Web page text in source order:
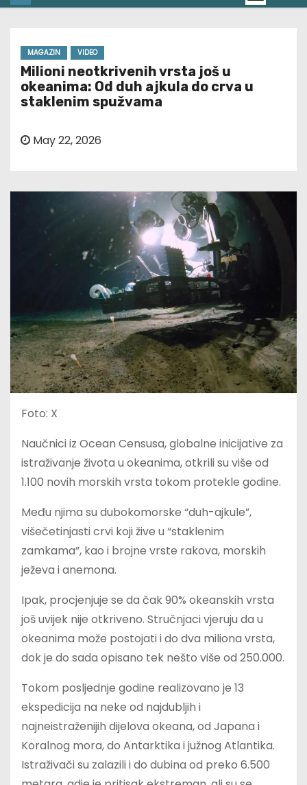
MAGAZIN VIDEO
Milioni neotkrivenih vrsta još u
okeanima: Od duh ajkula do crva u
staklenim spužvama
May 22, 2026
Foto: X
Naučnici iz Ocean Censusa, globalne inicijative za
istraživanje života u okeanima, otkrili su više od
1.100 novih morskih vrsta tokom protekle godine.
Među njima su dubokomorske “duh-ajkule”,
višečetinjasti crvi koji žive u “staklenim
zamkama”, kao i brojne vrste rakova, morskih
ježeva i anemona.
Ipak, procjenjuje se da čak 90% okeanskih vrsta
još uvijek nije otkriveno. Stručnjaci vjeruju da u
okeanima može postojati i do dva miliona vrsta,
dok je do sada opisano tek nešto više od 250.000.
Tokom posljednje godine realizovano je 13
ekspedicija na neke od najdubljih i
najneistraženijih dijelova okeana, od Japana i
Koralnog mora, do Antarktika i južnog Atlantika.
Istraživači su zalazili i do dubina od preko 6.500